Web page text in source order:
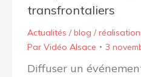
transfrontaliers
Actualités / blog /
Par Vidéo Alsace 3
Diffuser un